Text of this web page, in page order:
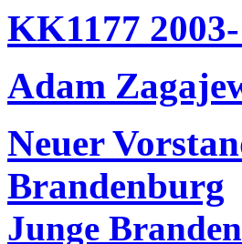
KK1177
Adam
Neuer
Brandenburg
Junge